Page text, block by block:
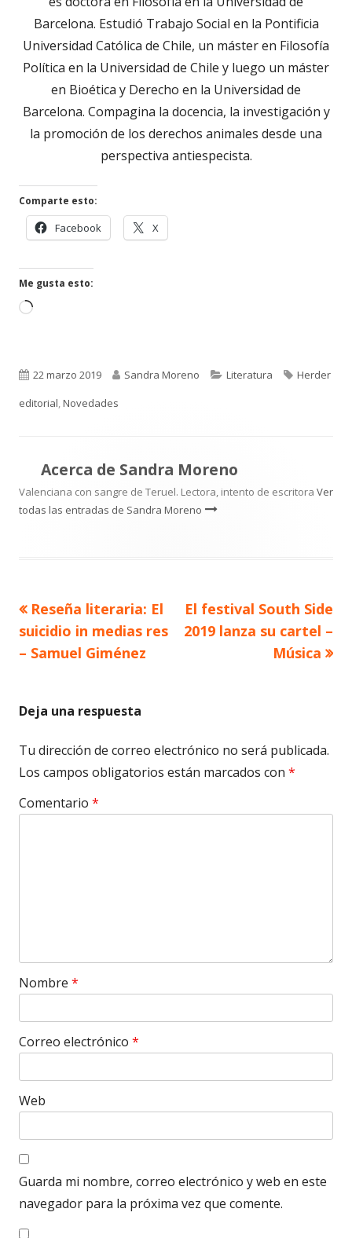
Barcelona. Estudió Trabajo Social en la Pontificia
Universidad Católica de Chile, un máster en Filosofía
Política en la Universidad de Chile y luego un máster
en Bioética y Derecho en la Universidad de
Barcelona. Compagina la docencia, la investigación y
la promoción de los derechos animales desde una
perspectiva antiespecista.
Comparte esto:
Facebook
en
X
en
Me gusta esto:
Cargando...
Publicado
el
22 marzo 2019 Autor
Sandra Moreno Categorías
Literatura Etiquetas
Herder
editorial,Novedades
Acerca de Sandra Moreno
Valenciana con sangre de Teruel. Lectora, intento de escritora Ver
todas las entradas de Sandra Moreno
Navegación
de
Artículo
anterior
Reseña literaria: El
suicidio in medias res
– Samuel Giménez
Artículo
siguiente
El festival South Side
2019 lanza su cartel –
Música
Deja una respuesta
Tu dirección de correo electrónico no será publicada.
Los campos obligatorios están marcados con *
Comentario *
Nombre *
Correo electrónico *
Web
Guarda mi nombre, correo electrónico y web en este
navegador para la próxima vez que comente.